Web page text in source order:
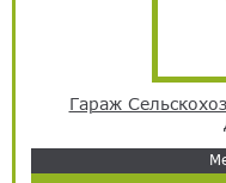
Гараж